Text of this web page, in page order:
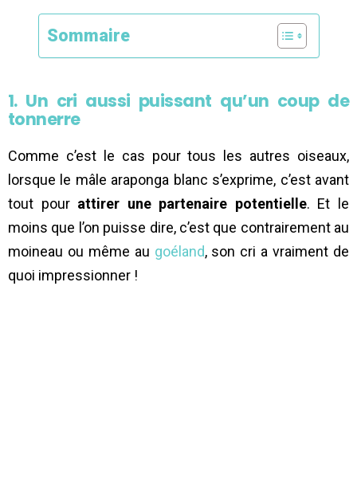
Sommaire
1. Un cri aussi puissant qu’un coup de
tonnerre
Comme c’est le cas pour tous les autres oiseaux,
lorsque le mâle araponga blanc s’exprime, c’est avant
tout pour attirer une partenaire potentielle. Et le
moins que l’on puisse dire, c’est que contrairement au
moineau ou même au goéland, son cri a vraiment de
quoi impressionner !